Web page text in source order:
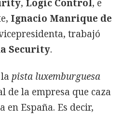
, Logic Control, e
Ignacio Manrique de
trabajó
Security.
pista luxemburguesa
de la empresa que caza
en España. Es decir,